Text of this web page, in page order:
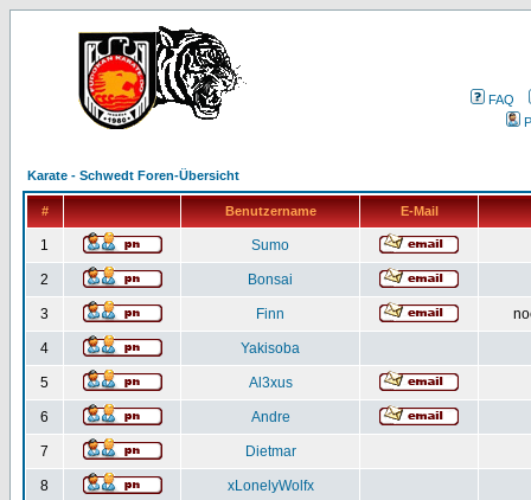
FAQ
Karate - Schwedt Foren-Übersicht
# Benutzername E-Mail
1 Sumo
2 Bonsai
3 Finn
4 Yakisoba
5 Al3xus
6 Andre
7 Dietmar
8 xLonelyWolfx